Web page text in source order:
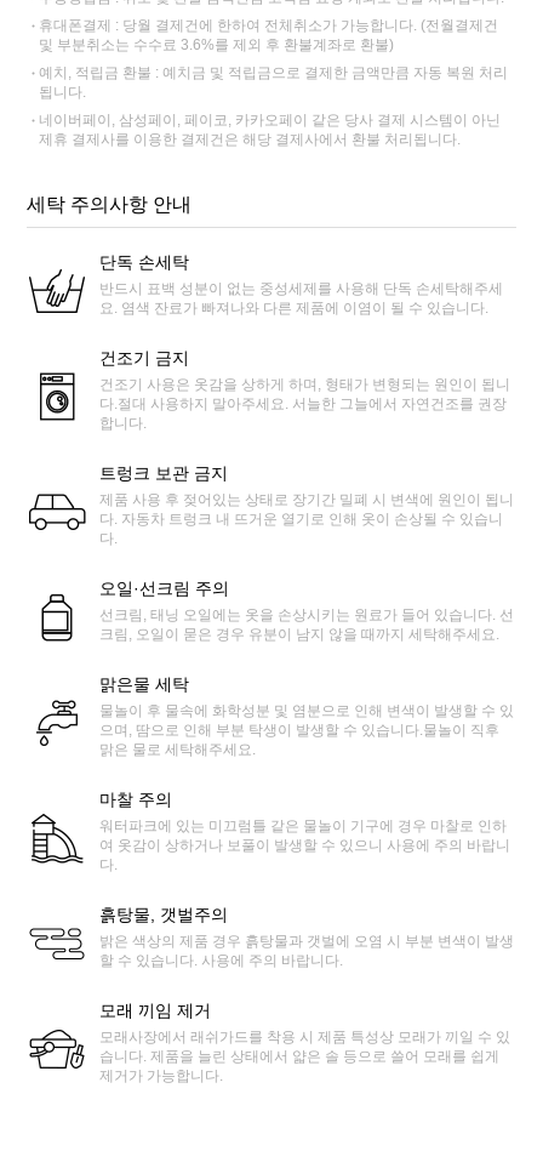
휴대폰결제 : 당월 결제건에 한하여 전체취소가 가능합니다. (전월결제건
및 부분취소는 수수료 3.6%를 제외 후 환불계좌로 환불)
예치, 적립금 환불 : 예치금 및 적립금으로 결제한 금액만큼 자동 복원 처리
됩니다.
네이버페이, 삼성페이, 페이코, 카카오페이 같은 당사 결제 시스템이 아닌
제휴 결제사를 이용한 결제건은 해당 결제사에서 환불 처리됩니다.
세탁 주의사항 안내
단독 손세탁
반드시 표백 성분이 없는 중성세제를 사용해 단독 손세탁해주세
요. 염색 잔료가 빠져나와 다른 제품에 이염이 될 수 있습니다.
건조기 금지
건조기 사용은 옷감을 상하게 하며, 형태가 변형되는 원인이 됩니
다.절대 사용하지 말아주세요. 서늘한 그늘에서 자연건조를 권장
합니다.
트렁크 보관 금지
제품 사용 후 젖어있는 상태로 장기간 밀폐 시 변색에 원인이 됩니
다. 자동차 트렁크 내 뜨거운 열기로 인해 옷이 손상될 수 있습니
다.
오일·선크림 주의
선크림, 태닝 오일에는 옷을 손상시키는 원료가 들어 있습니다. 선
크림, 오일이 묻은 경우 유분이 남지 않을 때까지 세탁해주세요.
맑은물 세탁
물놀이 후 물속에 화학성분 및 염분으로 인해 변색이 발생할 수 있
으며, 땀으로 인해 부분 탁생이 발생할 수 있습니다.물놀이 직후
맑은 물로 세탁해주세요.
마찰 주의
워터파크에 있는 미끄럼틀 같은 물놀이 기구에 경우 마찰로 인하
여 옷감이 상하거나 보풀이 발생할 수 있으니 사용에 주의 바랍니
다.
흙탕물, 갯벌주의
밝은 색상의 제품 경우 흙탕물과 갯벌에 오염 시 부분 변색이 발생
할 수 있습니다. 사용에 주의 바랍니다.
모래 끼임 제거
모래사장에서 래쉬가드를 착용 시 제품 특성상 모래가 끼일 수 있
습니다. 제품을 늘린 상태에서 얇은 솔 등으로 쓸어 모래를 쉽게
제거가 가능합니다.